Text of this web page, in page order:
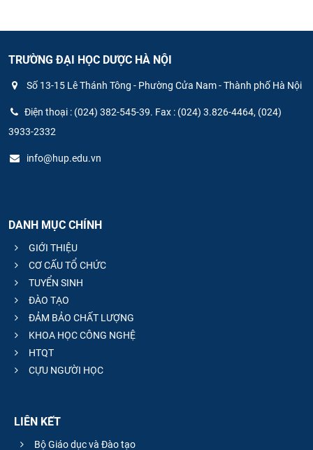
TRƯỜNG ĐẠI HỌC DƯỢC HÀ NỘI
Số 13-15 Lê Thánh Tông - Phường Cửa Nam - Thành phố Hà Nội
Điện thoại : (024) 382-545-39. Fax : (024) 3.826-4464, (024)
3933-2332
info@hup.edu.vn
DANH MỤC CHÍNH
GIỚI THIỆU
CƠ CẤU TỔ CHỨC
TUYỂN SINH
ĐÀO TẠO
ĐẢM BẢO CHẤT LƯỢNG
KHOA HỌC CÔNG NGHỆ
HTQT
CỰU NGƯỜI HỌC
LIÊN KẾT
Bộ Giáo dục và Đào tạo